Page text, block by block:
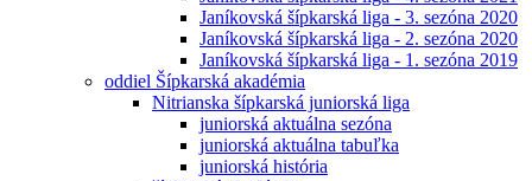
Janíkovská šípkarská liga - 3. sezóna 2020
Janíkovská šípkarská liga - 2. sezóna 2020
Janíkovská šípkarská liga - 1. sezóna 2019
oddiel Šípkarská akadémia
Nitrianska šípkarská juniorská liga
juniorská aktuálna sezóna
juniorská aktuálna tabuľka
juniorská história